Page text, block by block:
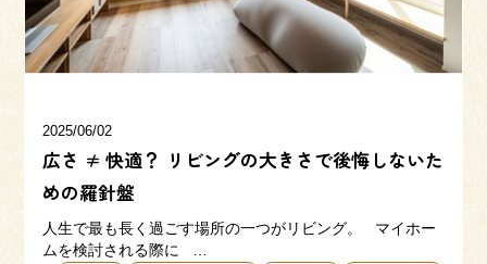
2025/06/02
広さ ≠ 快適？ リビングの大きさで後悔しないた
めの羅針盤
人生で最も長く過ごす場所の一つがリビング。 マイホー
ムを検討される際に …